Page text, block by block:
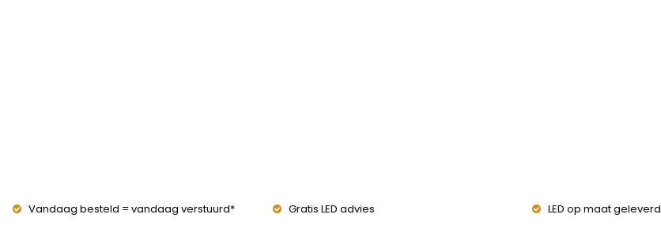
Vandaag besteld = vandaag verstuurd* Gratis LED advies LED op maat geleverd